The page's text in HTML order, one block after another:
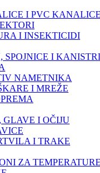
I PVC KANALICE
I INSEKTICIDI
SPOJNICE I KANISTRI
NAMETNIKA
I MREŽE
GLAVE I OČIJU
I TRAKE
ZA TEMPERATURE